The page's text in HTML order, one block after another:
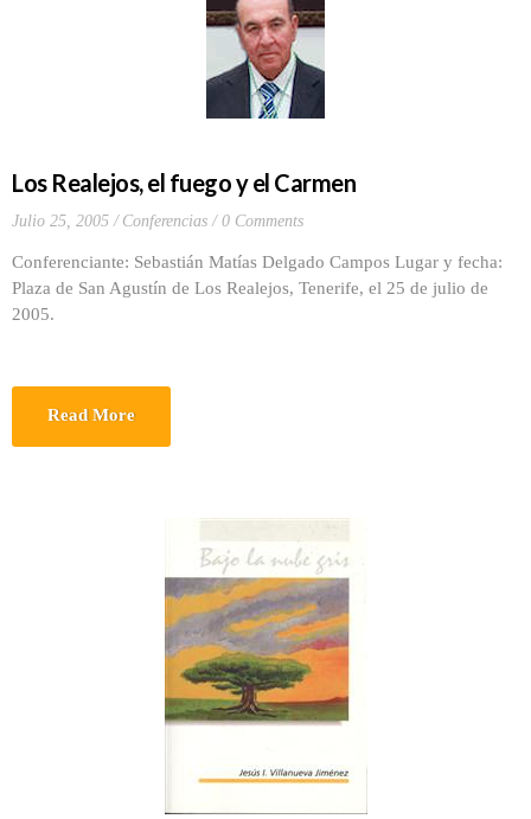
Los Realejos, el fuego y el Carmen
Julio 25, 2005 Conferencias 0 Comments
Conferenciante: Sebastián Matías Delgado Campos Lugar y fecha:
Plaza de San Agustín de Los Realejos, Tenerife, el 25 de julio de
2005.
Read More